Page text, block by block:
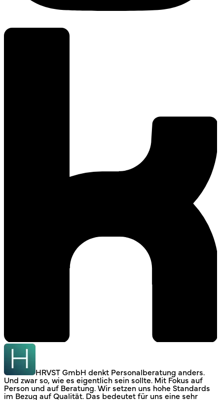
HRVST GmbH denkt Personalberatung anders.
Und zwar so, wie es eigentlich sein sollte. Mit Fokus auf
Person und auf Beratung. Wir setzen uns hohe Standards
im Bezug auf Qualität. Das bedeutet für uns eine sehr